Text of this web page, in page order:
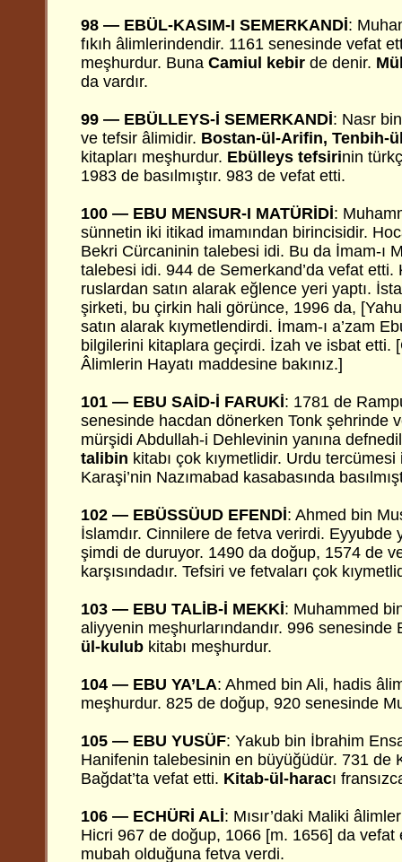
98 — EBÜL-KASIM-I SEMERKANDİ:
fıkıh âlimlerindendir. 1161 senesinde vefat
meşhurdur. Buna Camiul kebir de denir.
da vardır.
99 — EBÜLLEYS-İ SEMERKANDİ: Nasr
ve tefsir âlimidir. Bostan-ül-Arifin, Tenbih-
kitapları meşhurdur. Ebülleys tefsirinin
1983 de basılmıştır. 983 de vefat etti.
100 — EBU MENSUR-I MATÜRİDİ:
sünnetin iki itikad imamından birincisidir.
Bekri Cürcaninin talebesi idi. Bu da İmam-ı
talebesi idi. 944 de Semerkand’da vefat etti.
ruslardan satın alarak eğlence yeri yaptı.
şirketi, bu çirkin hali görünce, 1996 da,
satın alarak kıymetlendirdi. İmam-ı a’zam
bilgilerini kitaplara geçirdi. İzah ve isbat etti.
Âlimlerin Hayatı maddesine bakınız.]
101 — EBU SAİD-İ FARUKİ: 1781 de
senesinde hacdan dönerken Tonk şehrinde
mürşidi Abdullah-i Dehlevinin yanına
talibin kitabı çok kıymetlidir. Urdu
Karaşi’nin Nazımabad kasabasında
102 — EBÜSSÜUD EFENDİ: Ahmed bin
İslamdır. Cinnilere de fetva verirdi. Eyyubde
şimdi de duruyor. 1490 da doğup, 1574 de
karşısındadır. Tefsiri ve fetvaları çok
103 — EBU TALİB-İ MEKKİ: Muhammed
aliyyenin meşhurlarındandır. 996 senesinde
ül-kulub kitabı meşhurdur.
104 — EBU YA’LA: Ahmed bin Ali, hadis
meşhurdur. 825 de doğup, 920 senesinde
105 — EBU YUSÜF: Yakub bin İbrahim
Hanifenin talebesinin en büyüğüdür. 731 de
Bağdat’ta vefat etti. Kitab-ül-haracı
106 — ECHÜRİ ALİ: Mısır’daki Maliki
Hicri 967 de doğup, 1066 [m. 1656] da vefat
mubah olduğuna fetva verdi.